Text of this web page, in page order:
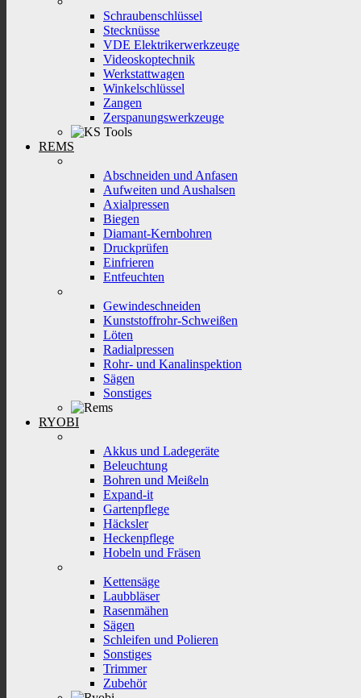
Schraubenschlüssel
Stecknüsse
VDE Elektrikerwerkzeuge
Videoskoptechnik
Werkstattwagen
Winkelschlüssel
Zangen
Zerspanungswerkzeuge
REMS
Abschneiden und Anfasen
Aufweiten und Aushalsen
Axialpressen
Biegen
Diamant-Kernbohren
Druckprüfen
Einfrieren
Entfeuchten
Gewindeschneiden
Kunststoffrohr-Schweißen
Löten
Radialpressen
Rohr- und Kanalinspektion
Sägen
Sonstiges
RYOBI
Akkus und Ladegeräte
Beleuchtung
Bohren und Meißeln
Expand-it
Gartenpflege
Häcksler
Heckenpflege
Hobeln und Fräsen
Kettensäge
Laubbläser
Rasenmähen
Sägen
Schleifen und Polieren
Sonstiges
Trimmer
Zubehör